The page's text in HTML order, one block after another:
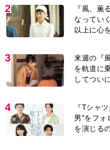
2
『風、薫
なってい
以上に心
3
来週の『
を軌道に
してつい
4
『Tシャ
男”をフ
を演じる